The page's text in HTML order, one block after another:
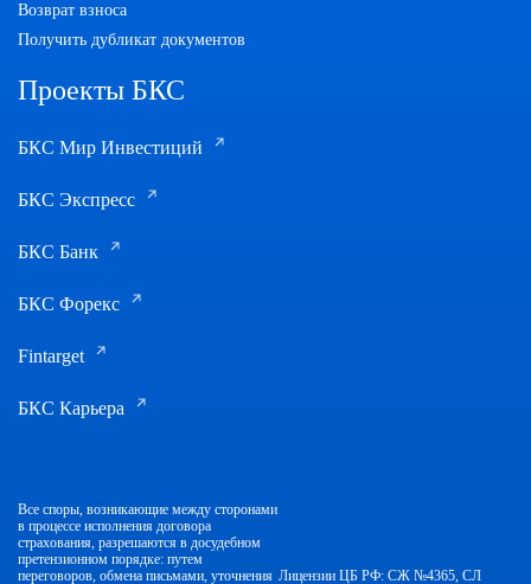
Возврат взноса
Получить дубликат документов
Проекты БКС
БКС Мир Инвестиций
БКС Экспресс
БКС Банк
БКС Форекс
Fintarget
БКС Карьера
Все споры, возникающие между сторонами
в процессе исполнения договора
страхования, разрешаются в досудебном
претензионном порядке: путем
переговоров, обмена письмами, уточнения Лицензии ЦБ РФ: СЖ №4365, СЛ